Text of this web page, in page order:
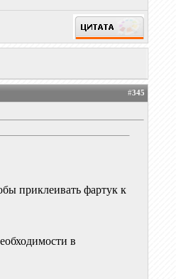
#345
приклеивать фартук к
в